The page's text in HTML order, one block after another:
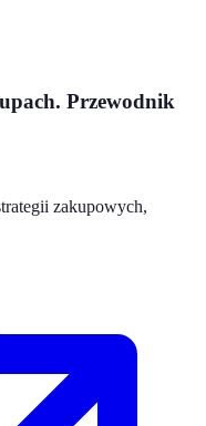
Przewodnik
zakupowych,